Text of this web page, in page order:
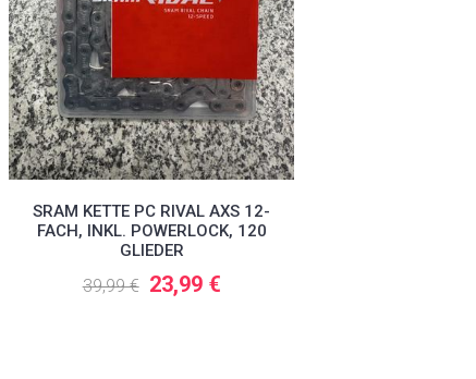
SRAM KETTE PC RIVAL AXS 12-
FACH, INKL. POWERLOCK, 120
GLIEDER
39,99 € 23,99 €